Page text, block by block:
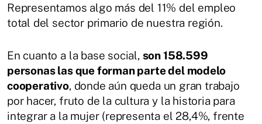
Representamos algo más del 11% del empleo
total del sector primario de nuestra región.
En cuanto a la base social, son 158.599
personas las que forman parte del modelo
cooperativo, donde aún queda un gran trabajo
por hacer, fruto de la cultura y la historia para
integrar a la mujer (representa el 28,4%, frente